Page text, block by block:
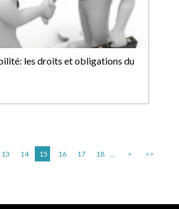
les droits et obligations du
13 14 15 16 17 18 ... > >>